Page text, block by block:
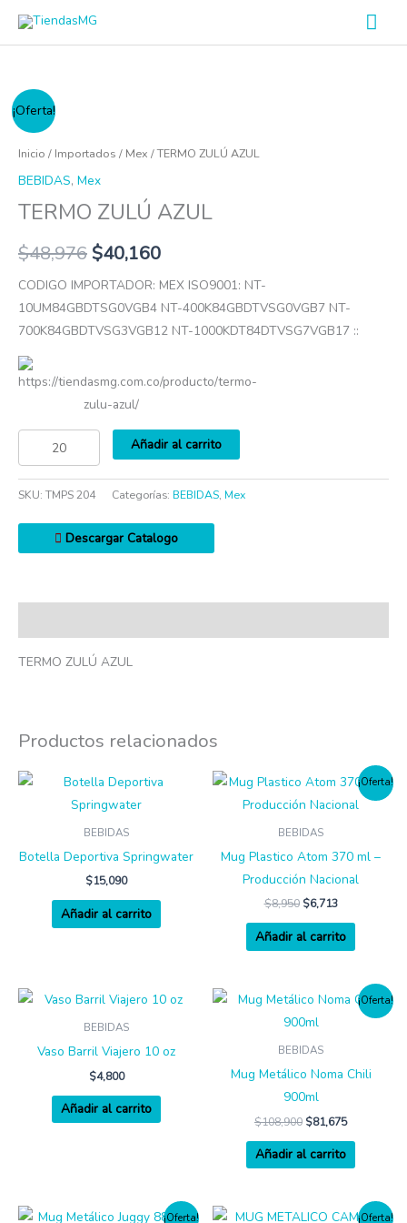
¡Oferta!
Inicio / Importados / Mex / TERMO ZULÚ AZUL
BEBIDAS, Mex
TERMO ZULÚ AZUL
$48,976$40,160
CODIGO IMPORTADOR: MEX ISO9001: NT-
10UM84GBDTSG0VGB4 NT-400K84GBDTVSG0VGB7 NT-
700K84GBDTVSG3VGB12 NT-1000KDT84DTVSG7VGB17 ::
https://tiendasmg.com.co/producto/termo-
zulu-azul/
TERMO
ZULÚ
AZUL
cantidad
Añadir al carrito
SKU: TMPS 204 Categorías: BEBIDAS, Mex
Descargar Catalogo
TERMO ZULÚ AZUL
Productos relacionados
BEBIDAS
Botella Deportiva Springwater
$15,090
Añadir al carrito
¡Oferta!
BEBIDAS
Mug Plastico Atom 370 ml –
Producción Nacional
$8,950 $6,713
Añadir al carrito
BEBIDAS
Vaso Barril Viajero 10 oz
$4,800
Añadir al carrito
¡Oferta!
BEBIDAS
Mug Metálico Noma Chili
900ml
$108,900 $81,675
Añadir al carrito
¡Oferta! ¡Oferta!